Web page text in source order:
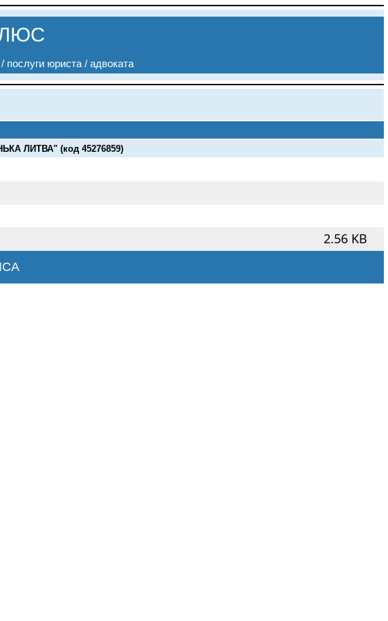
послуги юриста / адвоката
ЛИТВА" (код 45276859)
2.56 KB